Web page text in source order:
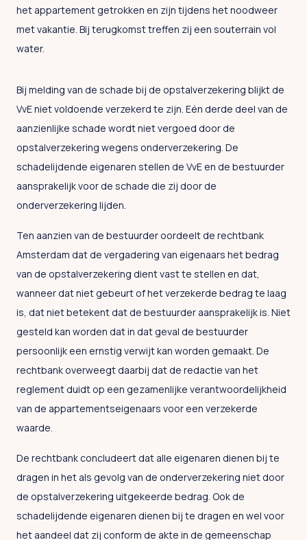
het appartement getrokken en zijn tijdens het noodweer
met vakantie. Bij terugkomst treffen zij een souterrain vol
water.
Bij melding van de schade bij de opstalverzekering blijkt de
VvE niet voldoende verzekerd te zijn. Eén derde deel van de
aanzienlijke schade wordt niet vergoed door de
opstalverzekering wegens onderverzekering. De
schadelijdende eigenaren stellen de VvE en de bestuurder
aansprakelijk voor de schade die zij door de
onderverzekering lijden.
Ten aanzien van de bestuurder oordeelt de rechtbank
Amsterdam dat de vergadering van eigenaars het bedrag
van de opstalverzekering dient vast te stellen en dat,
wanneer dat niet gebeurt of het verzekerde bedrag te laag
is, dat niet betekent dat de bestuurder aansprakelijk is. Niet
gesteld kan worden dat in dat geval de bestuurder
persoonlijk een ernstig verwijt kan worden gemaakt. De
rechtbank overweegt daarbij dat de redactie van het
reglement duidt op een gezamenlijke verantwoordelijkheid
van de appartementseigenaars voor een verzekerde
waarde.
De rechtbank concludeert dat alle eigenaren dienen bij te
dragen in het als gevolg van de onderverzekering niet door
de opstalverzekering uitgekeerde bedrag. Ook de
schadelijdende eigenaren dienen bij te dragen en wel voor
het aandeel dat zij conform de akte in de gemeenschap